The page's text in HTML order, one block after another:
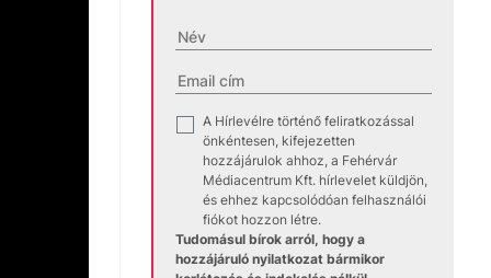
A Hírlevélre történő feliratkozással
önkéntesen, kifejezetten
hozzájárulok ahhoz, a Fehérvár
Médiacentrum Kft. hírlevelet küldjön,
és ehhez kapcsolódóan felhasználói
fiókot hozzon létre.
Tudomásul bírok arról, hogy a
hozzájáruló nyilatkozat bármikor